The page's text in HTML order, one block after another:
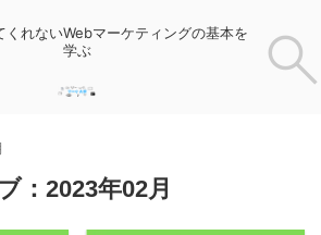
くれないWebマーケティングの基本を
学ぶ
：2023年02月